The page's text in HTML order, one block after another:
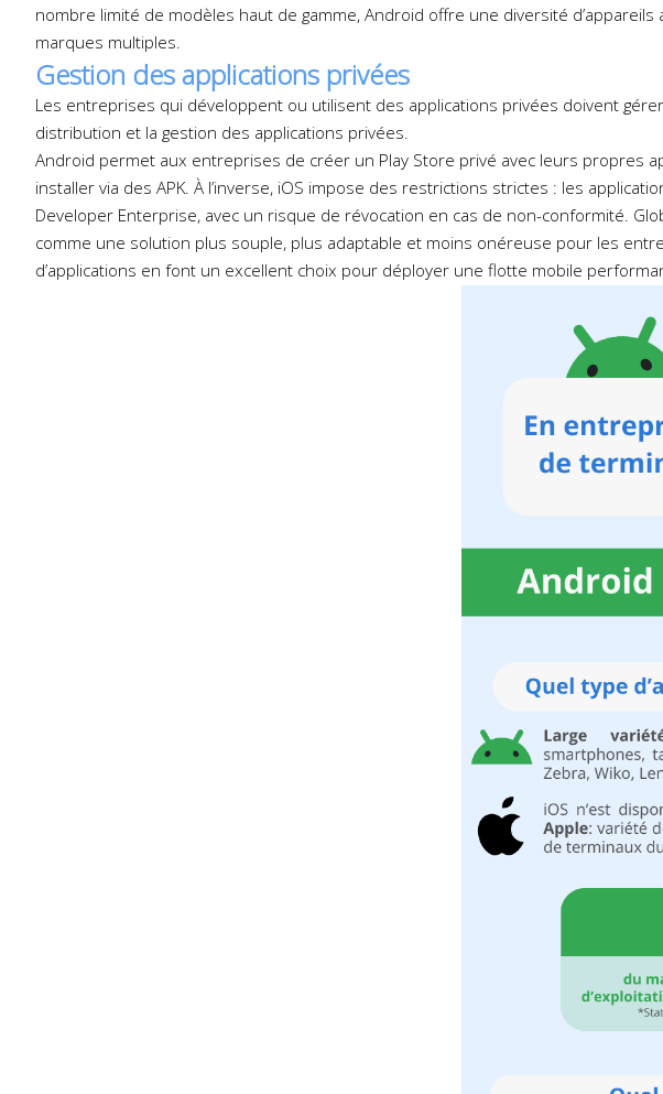
nombre limité de modèles haut de gamme, Android offre une diversité
marques multiples.
Gestion des applications privées
Les entreprises qui développent ou utilisent des applications privées doivent
distribution et la gestion des applications privées.
Android permet aux entreprises de créer un Play Store privé avec leurs propres
installer via des APK. À l’inverse, iOS impose des restrictions strictes : les
Developer Enterprise, avec un risque de révocation en cas de non-conformité.
comme une solution plus souple, plus adaptable et moins onéreuse pour les
d’applications en font un excellent choix pour déployer une flotte mobile